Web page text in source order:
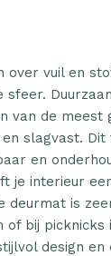
over vuil en
sfeer.
van de meest
slagvast. Dit
en
je interieur
deurmat is
of bij picknicks
design